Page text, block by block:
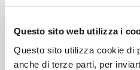
Questo sito web utilizza i
Questo sito utilizza cookie di
anche di terze parti, per